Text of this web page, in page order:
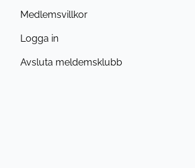
Medlemsvillkor
Logga in
Avsluta meldemsklubb